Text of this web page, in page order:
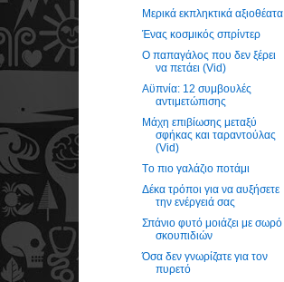
Μερικά εκπληκτικά αξιοθέατα
Ένας κοσμικός σπρίντερ
Ο παπαγάλος που δεν ξέρει
να πετάει (Vid)
Αϋπνία: 12 συμβουλές
αντιμετώπισης
Μάχη επιβίωσης μεταξύ
σφήκας και ταραντούλας
(Vid)
Tο πιο γαλάζιο ποτάμι
Δέκα τρόποι για να αυξήσετε
την ενέργειά σας
Σπάνιο φυτό μοιάζει με σωρό
σκουπιδιών
Όσα δεν γνωρίζατε για τον
πυρετό